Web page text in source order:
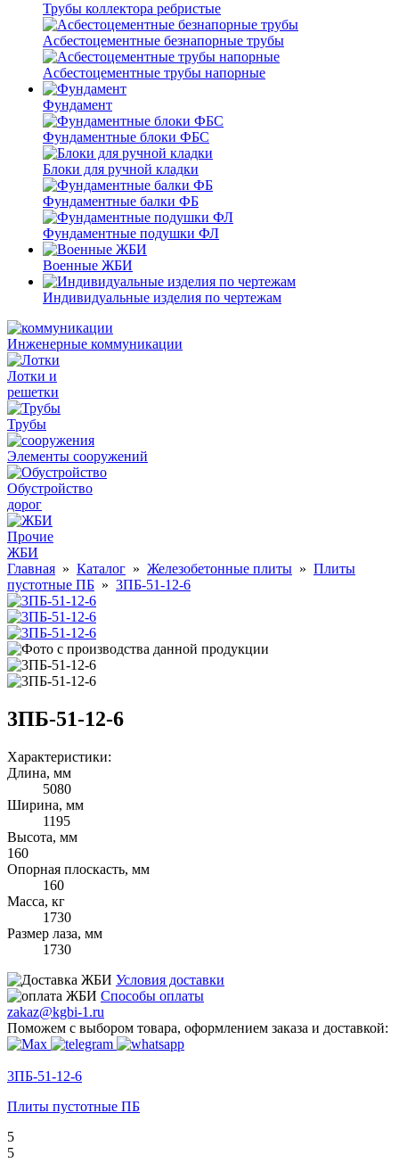
Трубы коллектора ребристые
Асбестоцементные безнапорные трубы
Асбестоцементные трубы напорные
Фундамент
Фундаментные блоки ФБС
Блоки для ручной кладки
Фундаментные балки ФБ
Фундаментные подушки ФЛ
Военные ЖБИ
Индивидуальные изделия по чертежам
Инженерные коммуникации
Лотки и
решетки
Трубы
Элементы сооружений
Обустройство
дорог
Прочие
ЖБИ
Главная » Каталог » Железобетонные плиты » Плиты
пустотные ПБ » 3ПБ-51-12-6
3ПБ-51-12-6
Характеристики:
Длина, мм
5080
Ширина, мм
1195
Высота, мм
160
Опорная плоскасть, мм
160
Масса, кг
1730
Размер лаза, мм
1730
Условия доставки
Способы оплаты
zakaz@kgbi-1.ru
Поможем с выбором товара, оформлением заказа и доставкой:
3ПБ-51-12-6
Плиты пустотные ПБ
5
5